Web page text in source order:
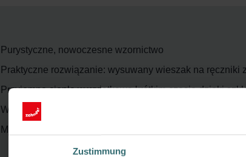
Zustimmung
Purystyczne, nowoczesne wzornictwo
Praktyczne rozwiązanie: wysuwany wieszak na ręczniki
Przyjemne ciepło w wyjątkowo krótkim czasie dzięki
Wygodna obsługa za pomocą panelu dotykowego lub
Możliwość zasilania elektrycznego